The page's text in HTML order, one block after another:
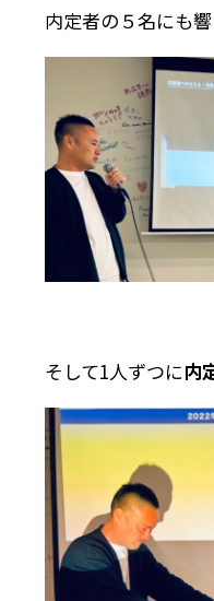
内定者の５名にも響
そして1人ずつに内